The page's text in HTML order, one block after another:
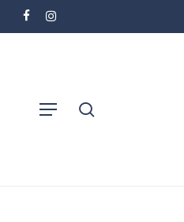
facebookinstagram
Search
search
Menu